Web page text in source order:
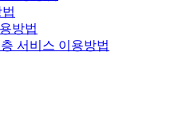
방법
서비스 이용방법